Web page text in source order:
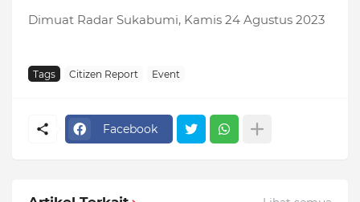
Dimuat Radar Sukabumi, Kamis 24 Agustus 2023
Tags Citizen Report Event
Facebook